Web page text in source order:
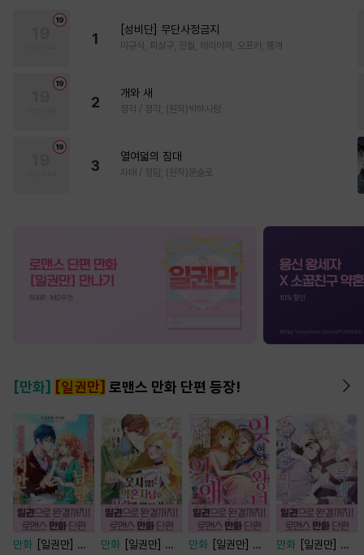
1
[성비단] 무단사정금지
마규식, 피상구, 진월, 테리야끼, 오프카, 뚱개
2
개와 새
정각 / 정각, (원작)박하사탕
3
열여덟의 침대
자태 / 청담, (원작)문슬로
[만화] [일권만] 로맨스 만화 단편 등장!
만화
[일권만] 내
만화
[일권만] 웃
만화
[일권만] 잊
만화
[일권만] 죽